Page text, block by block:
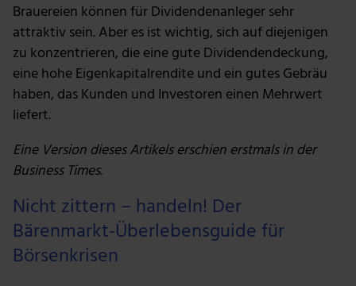
Brauereien können für Dividendenanleger sehr
attraktiv sein. Aber es ist wichtig, sich auf diejenigen
zu konzentrieren, die eine gute Dividendendeckung,
eine hohe Eigenkapitalrendite und ein gutes Gebräu
haben, das Kunden und Investoren einen Mehrwert
liefert.
Eine Version dieses Artikels erschien erstmals in der
Business Times.
Nicht zittern – handeln! Der
Bärenmarkt-Überlebensguide für
Börsenkrisen